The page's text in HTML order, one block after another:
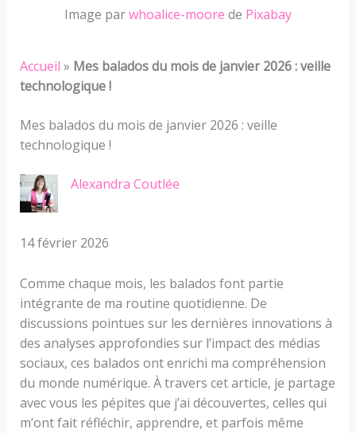
Image parwhoalice-moore de Pixabay
Accueil » Mes balados du mois de janvier 2026 : veille
technologique !
Mes balados du mois de janvier 2026 : veille
technologique !
Alexandra Coutlée
14 février 2026
Comme chaque mois, les balados font partie
intégrante de ma routine quotidienne. De
discussions pointues sur les dernières innovations à
des analyses approfondies sur l’impact des médias
sociaux, ces balados ont enrichi ma compréhension
du monde numérique. À travers cet article, je partage
avec vous les pépites que j’ai découvertes, celles qui
m’ont fait réfléchir, apprendre, et parfois même